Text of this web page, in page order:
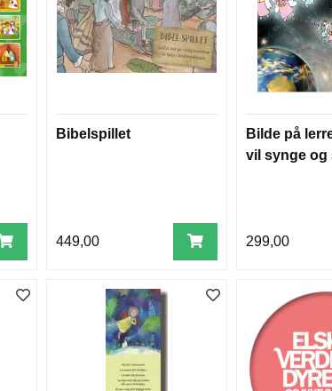
Bibelspillet
449,00
Bilde på
vil synge og
299,00